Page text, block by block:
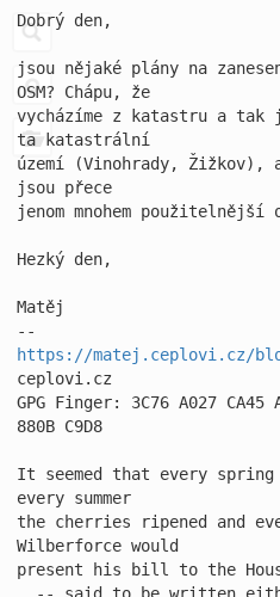
Dobrý den,
jsou nějaké plány na
OSM? Chápu, že
vycházíme z katastru a
ta katastrální
území (Vinohrady, Žižkov),
jsou přece
jenom mnohem použitelnější
Hezký den,
Matěj
https://matej.ceplovi.cz/
ceplovi.cz
GPG Finger: 3C76 A027 CA45
880B C9D8
It seemed that every
every summer
the cherries ripened and
Wilberforce would
present his bill to the